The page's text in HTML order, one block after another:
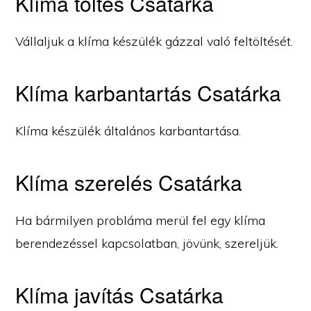
Vállaljuk a klíma készülék gázzal való feltöltését.
Klíma karbantartás Csatárka
Klíma készülék általános karbantartása.
Klíma szerelés Csatárka
Ha bármilyen probláma merül fel egy klíma
berendezéssel kapcsolatban, jövünk, szereljük.
Klíma javítás Csatárka